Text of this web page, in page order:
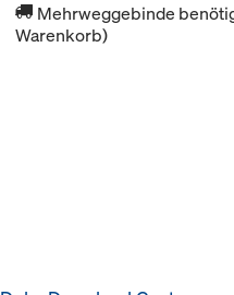
Mehrweggebinde
Warenkorb)